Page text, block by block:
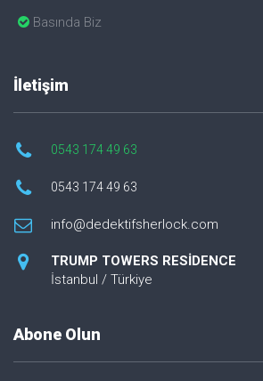
Basında Biz
İletişim
0543 174 49 63
0543 174 49 63
info@dedektifsherlock.com
TRUMP TOWERS RESİDENCE
İstanbul / Türkiye
Abone Olun